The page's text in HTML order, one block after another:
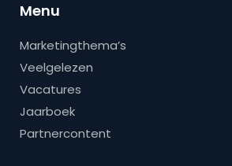
Menu
Marketingthema’s
Veelgelezen
Vacatures
Jaarboek
Partnercontent